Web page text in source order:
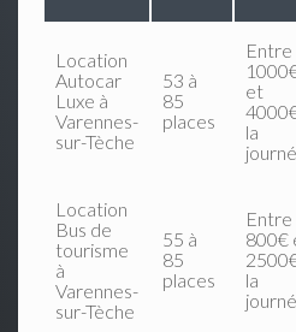
Location
Autocar
Luxe à
Varennes-
sur-Tèche
53 à
85
places
Entre
et
la
Location
Bus de
tourisme
à
Varennes-
sur-Tèche
55 à
85
places
Entre
800€
la